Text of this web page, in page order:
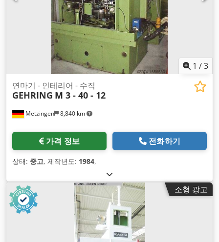
1 /3
Metzingen 8,840 km
연마기 - 인테리어 - 수직
GEHRING M 3 - 40 - 12
가격 정보 전화하기
상태: 중고, 제작년도: 1984,
소형 광고